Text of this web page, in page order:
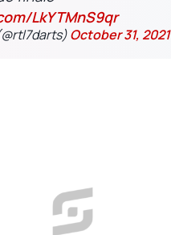
LkYTMnS9qr
October 31, 2021